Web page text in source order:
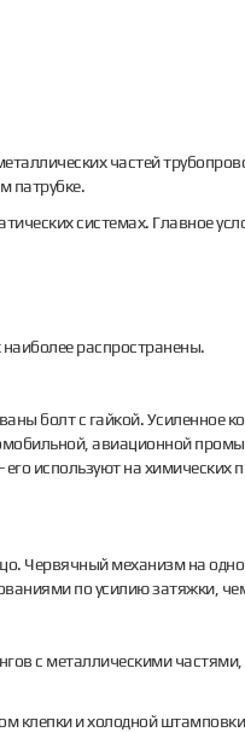
частей
патрубке.
системах. Главное
распространены.
болт с гайкой. Усиленное
авиационной
используют на химических
Червячный механизм на
по усилию затяжки,
с металлическими
клепки и холодной